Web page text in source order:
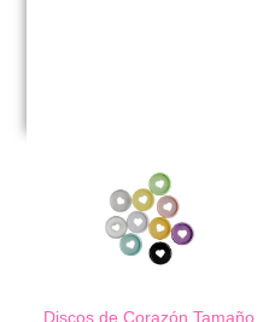
Discos de Corazón Tamaño